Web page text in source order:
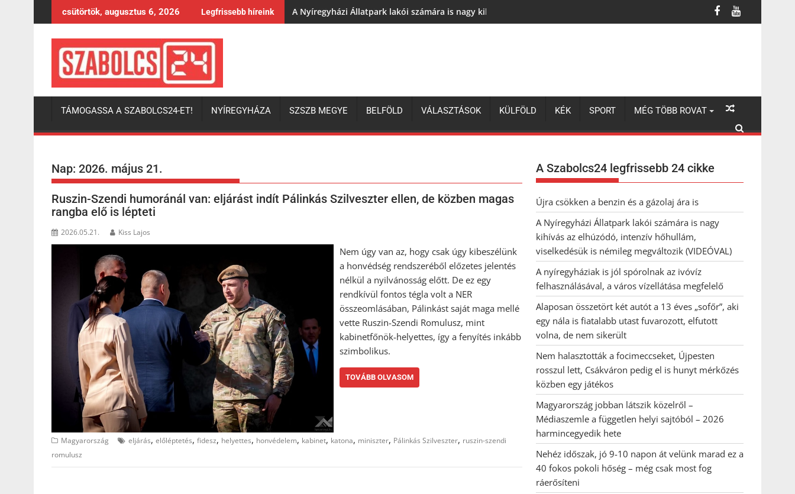
to
csütörtök, augusztus 6, 2026 Legfrissebb híreink A Nyíregyházi Állatpark lakói számára is nagy kihívás az elhúzódó, intenzív hőhullám, viselkedésük is némileg megváltozik
TÁMOGASSA A SZABOLCS24-ET! NYÍREGYHÁZA SZSZB MEGYE BELFÖLD VÁLASZTÁSOK KÜLFÖLD KÉK SPORT MÉG TÖBB ROVAT
Nap: 2026. május 21.
Ruszin-Szendi humoránál van: eljárást indít Pálinkás Szilveszter ellen, de közben magas
rangba elő is lépteti
2026.05.21. Kiss Lajos
Nem úgy van az, hogy csak úgy kibeszélünk
a honvédség rendszeréből előzetes jelentés
nélkül a nyilvánosság előtt. De ez egy
rendkívül fontos tégla volt a NER
összeomlásában, Pálinkást saját maga mellé
vette Ruszin-Szendi Romulusz, mint
kabinetfőnök-helyettes, így a fenyítés inkább
szimbolikus.
TOVÁBB OLVASOM
Magyarország eljárás, előléptetés, fidesz, helyettes, honvédelem, kabinet, katona, miniszter, Pálinkás Szilveszter, ruszin-szendi
romulusz
A Szabolcs24 legfrissebb 24 cikke
Újra csökken a benzin és a gázolaj ára is
A Nyíregyházi Állatpark lakói számára is nagy
kihívás az elhúzódó, intenzív hőhullám,
viselkedésük is némileg megváltozik (VIDEÓVAL)
A nyíregyháziak is jól spórolnak az ivóvíz
felhasználásával, a város vízellátása megfelelő
Alaposan összetört két autót a 13 éves „sofőr”, aki
egy nála is fiatalabb utast fuvarozott, elfutott
volna, de nem sikerült
Nem halasztották a focimeccseket, Újpesten
rosszul lett, Csákváron pedig el is hunyt mérkőzés
közben egy játékos
Magyarország jobban látszik közelről –
Médiaszemle a független helyi sajtóból – 2026
harmincegyedik hete
Nehéz időszak, jó 9-10 napon át velünk marad ez a
40 fokos pokoli hőség – még csak most fog
ráerősíteni